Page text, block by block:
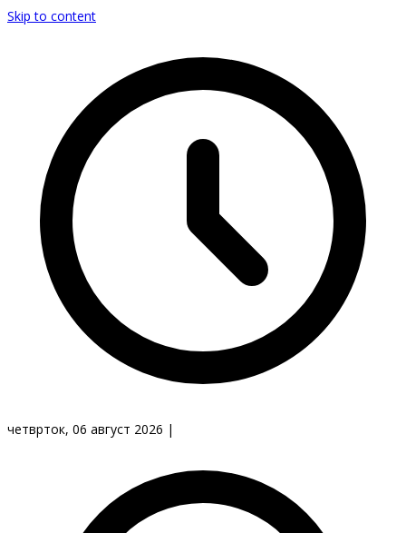
Skip to content
четврток, 06 август 2026 |